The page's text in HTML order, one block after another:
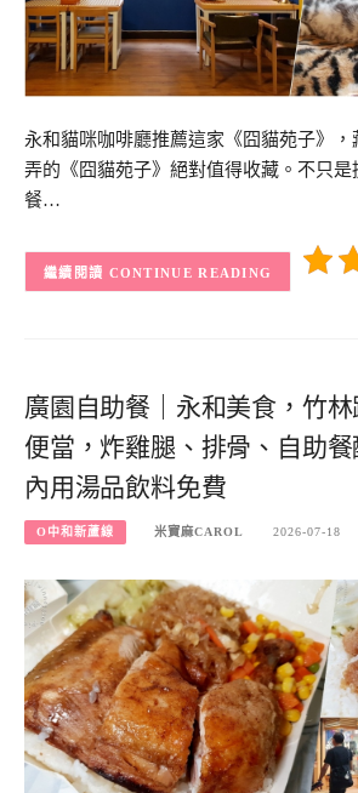
永和貓咪咖啡廳推薦這家《囧貓苑子》
弄的《囧貓苑子》絕對值得收藏。不只
餐…
CONTINUE READING
廣園自助餐｜永和美食，竹
便當，炸雞腿、排骨、自助餐
內用湯品飲料免費
O中和新蘆線 米寶麻CAROL 2026-07-18